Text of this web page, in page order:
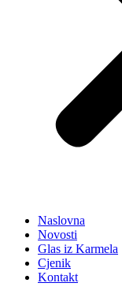
Naslovna
Novosti
Glas iz Karmela
Cjenik
Kontakt